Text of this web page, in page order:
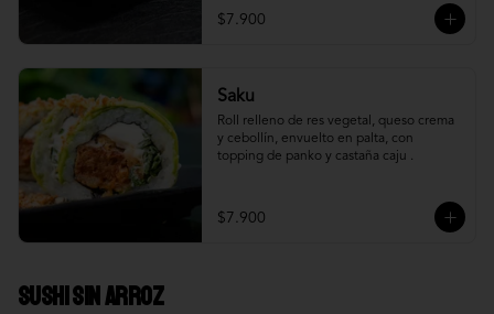
$7.900
Saku
Roll relleno de res vegetal, queso crema
y cebollín, envuelto en palta, con
topping de panko y castaña caju .
$7.900
Sushi Sin Arroz